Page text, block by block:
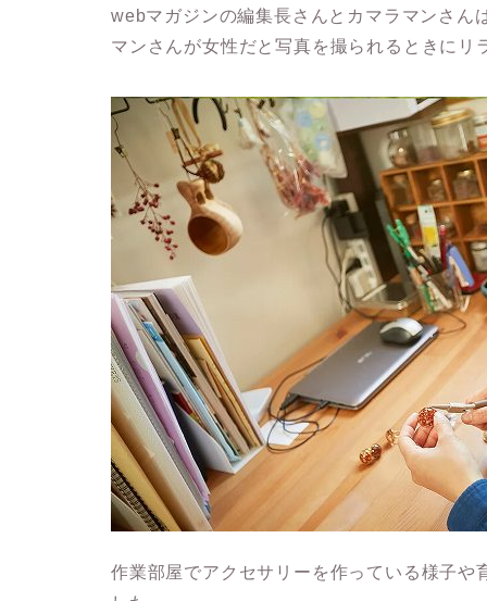
webマガジンの編集長さんとカマラマンさん
マンさんが女性だと写真を撮られるときにリ
作業部屋でアクセサリーを作っている様子